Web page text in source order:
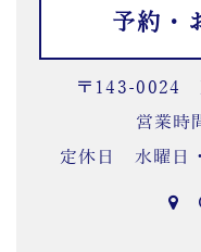
予約・
〒143-0024
営業
定休日 水曜日